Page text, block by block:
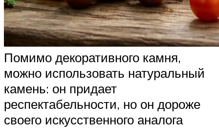
Помимо декоративного камня,
можно использовать натуральный
камень: он придает
респектабельности, но он дороже
своего искусственного аналога